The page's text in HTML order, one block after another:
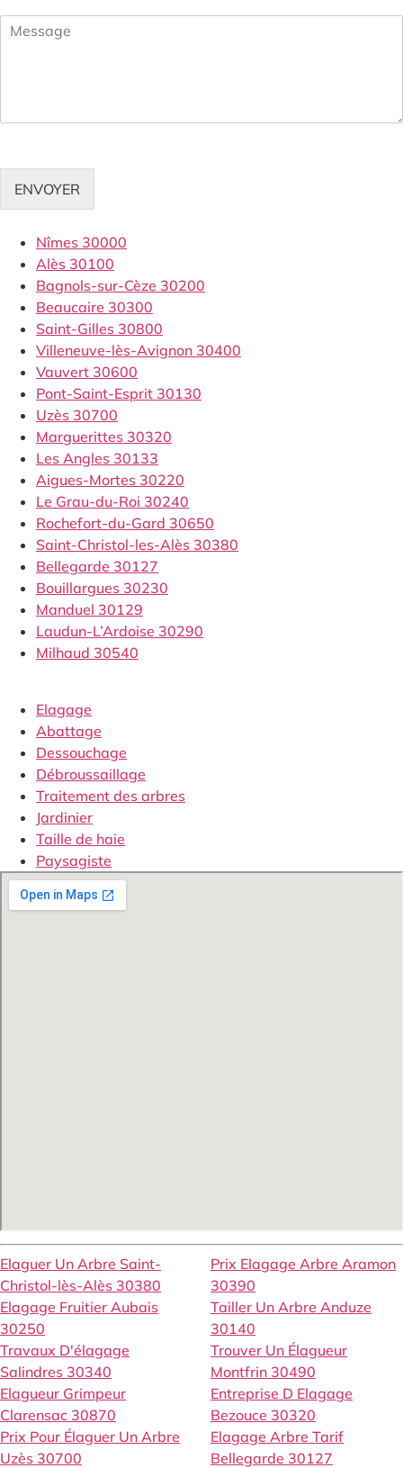
ENVOYER
Nîmes 30000
Alès 30100
Bagnols-sur-Cèze 30200
Beaucaire 30300
Saint-Gilles 30800
Villeneuve-lès-Avignon 30400
Vauvert 30600
Pont-Saint-Esprit 30130
Uzès 30700
Marguerittes 30320
Les Angles 30133
Aigues-Mortes 30220
Le Grau-du-Roi 30240
Rochefort-du-Gard 30650
Saint-Christol-les-Alès 30380
Bellegarde 30127
Bouillargues 30230
Manduel 30129
Laudun-L’Ardoise 30290
Milhaud 30540
Elagage
Abattage
Dessouchage
Débroussaillage
Traitement des arbres
Jardinier
Taille de haie
Paysagiste
Elaguer Un Arbre Saint-
Christol-lès-Alès 30380
Elagage Fruitier Aubais
30250
Travaux D'élagage
Salindres 30340
Elagueur Grimpeur
Clarensac 30870
Prix Pour Élaguer Un Arbre
Uzès 30700
Prix Elagage Arbre Aramon
30390
Tailler Un Arbre Anduze
30140
Trouver Un Élagueur
Montfrin 30490
Entreprise D Elagage
Bezouce 30320
Elagage Arbre Tarif
Bellegarde 30127